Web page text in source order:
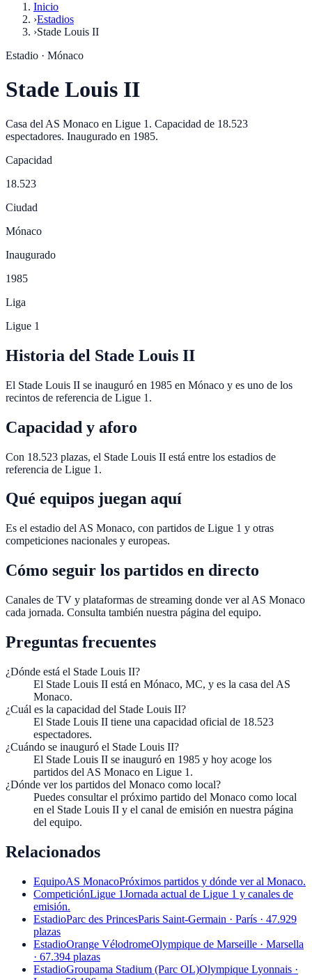
Inicio
›Estadios
›Stade Louis II
Estadio · Mónaco
Stade Louis II
Casa del AS Monaco en Ligue 1 . Capacidad de 18.523
espectadores. Inaugurado en 1985.
Capacidad
18.523
Ciudad
Mónaco
Inaugurado
1985
Liga
Ligue 1
Historia del Stade Louis II
El Stade Louis II se inauguró en 1985 en Mónaco y es uno de los
recintos de referencia de Ligue 1.
Capacidad y aforo
Con 18.523 plazas, el Stade Louis II está entre los estadios de
referencia de Ligue 1.
Qué equipos juegan aquí
Es el estadio del AS Monaco, con partidos de Ligue 1 y otras
competiciones nacionales y europeas.
Cómo seguir los partidos en directo
Canales de TV y plataformas de streaming donde ver al AS Monaco
cada jornada. Consulta también nuestra página del equipo.
Preguntas frecuentes
¿Dónde está el Stade Louis II?
El Stade Louis II está en Mónaco, MC, y es la casa del AS
Monaco.
¿Cuál es la capacidad del Stade Louis II?
El Stade Louis II tiene una capacidad oficial de 18.523
espectadores.
¿Cuándo se inauguró el Stade Louis II?
El Stade Louis II se inauguró en 1985 y hoy acoge los
partidos del AS Monaco en Ligue 1.
¿Dónde ver los partidos del Monaco como local?
Puedes consultar el próximo partido del Monaco como local
en el Stade Louis II y el canal de emisión en nuestra página
del equipo.
Relacionados
EquipoAS MonacoPróximos partidos y dónde ver al Monaco.
CompeticiónLigue 1Jornada actual de Ligue 1 y canales de
emisión.
EstadioParc des PrincesParis Saint-Germain · París · 47.929
plazas
EstadioOrange VélodromeOlympique de Marseille · Marsella
· 67.394 plazas
EstadioGroupama Stadium (Parc OL)Olympique Lyonnais ·